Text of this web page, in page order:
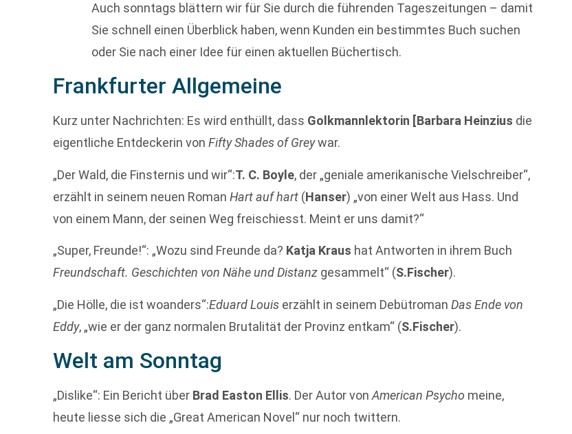
Auch sonntags blättern wir für Sie durch die führenden Tageszeitungen – damit
Sie schnell einen Überblick haben, wenn Kunden ein bestimmtes Buch suchen
oder Sie nach einer Idee für einen aktuellen Büchertisch.
Frankfurter Allgemeine
Kurz unter Nachrichten: Es wird enthüllt, dass Golkmannlektorin [Barbara Heinzius die
eigentliche Entdeckerin vonFifty Shades of Greywar.
„Der Wald, die Finsternis und wir“:T. C. Boyle, der „geniale amerikanische Vielschreiber“,
erzählt in seinem neuen RomanHart auf hart (Hanser) „von einer Welt aus Hass. Und
von einem Mann, der seinen Weg freischiesst. Meint er uns damit?“
„Super, Freunde!“: „Wozu sind Freunde da? Katja Kraus hat Antworten in ihrem Buch
Freundschaft. Geschichten von Nähe und Distanz gesammelt“ (S.Fischer).
„Die Hölle, die ist woanders“:Eduard Louis erzählt in seinem DebütromanDas Ende von
Eddy, „wie er der ganz normalen Brutalität der Provinz entkam“ (S.Fischer).
Welt am Sonntag
„Dislike“: Ein Bericht über Brad Easton Ellis. Der Autor vonAmerican Psycho meine,
heute liesse sich die „Great American Novel“ nur noch twittern.